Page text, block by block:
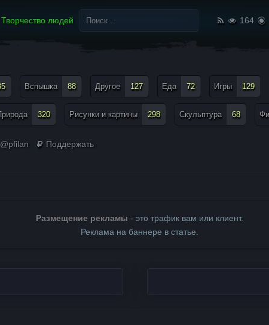
Творчество людей
Найти:
164
Вспышка 88 Другое 127 Еда 72 Игры 129
320 Рисунки и картины 298 Скульптура 68
Поддержать
Размещение рекламы - это трафик вам или клиент.
Реклама на баннере в статье.